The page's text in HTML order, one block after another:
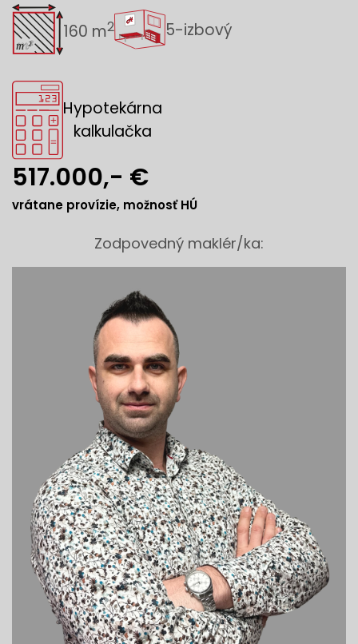
160 m2 5-izbový
Hypotekárna
kalkulačka
517.000,- €
vrátane provízie, možnosť HÚ
Zodpovedný maklér/ka: